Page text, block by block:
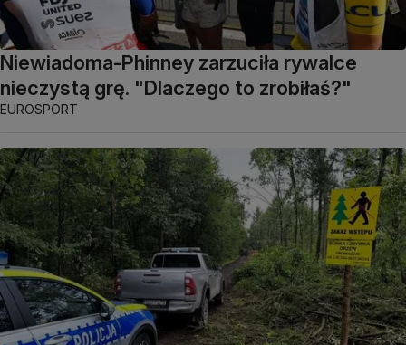
Niewiadoma-Phinney zarzuciła rywalce
nieczystą grę. "Dlaczego to zrobiłaś?"
EUROSPORT